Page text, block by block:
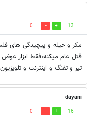
13
0
مکر و حیله و پیچیدگی های
قتل عام میکنه،فقط ابزار
تیر و تفنگ و اینترنت و
dayani
16
0